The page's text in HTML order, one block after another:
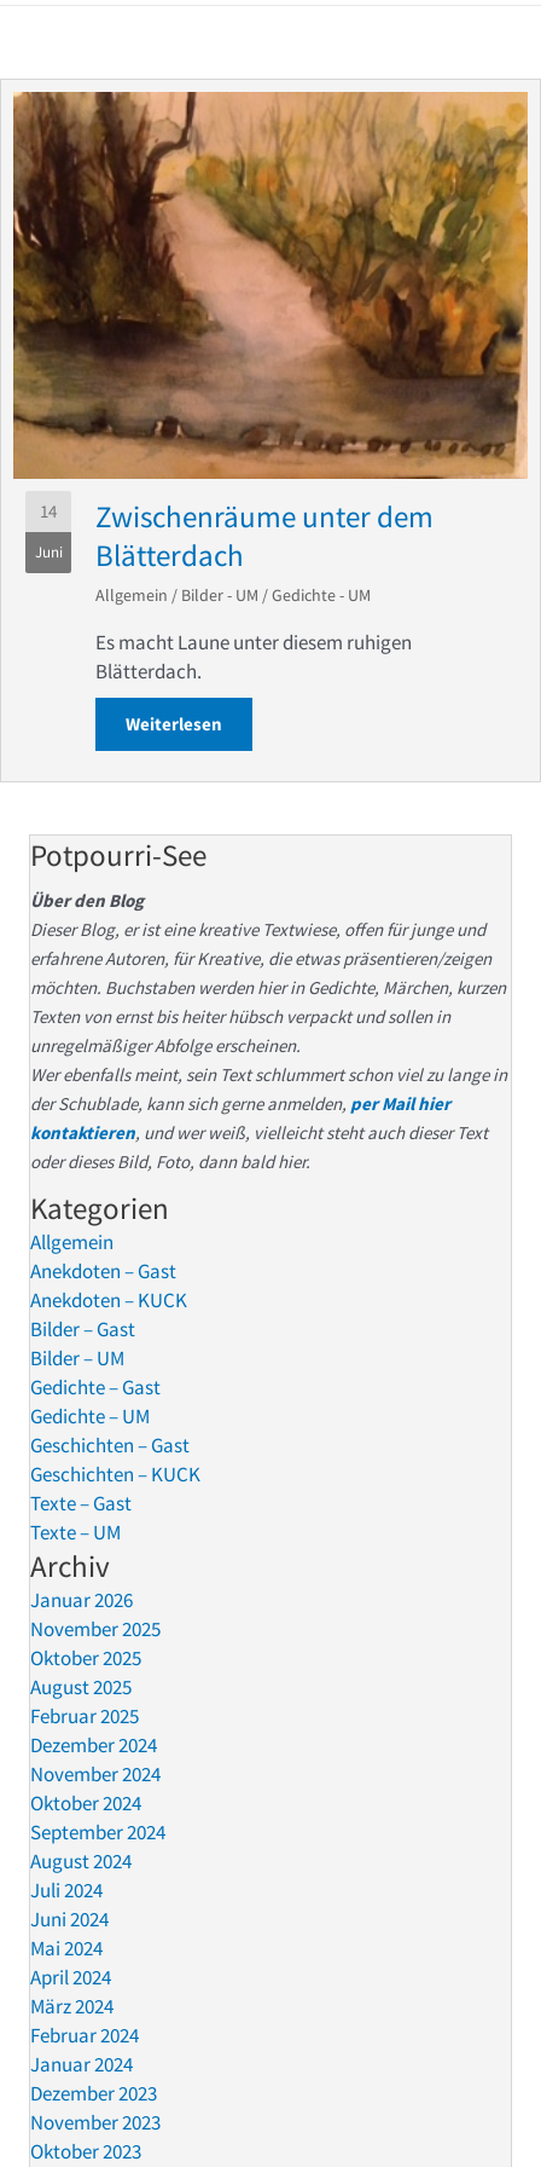
14
Juni
Zwischenräume unter dem
Blätterdach
Allgemein / Bilder - UM /Gedichte - UM
Es macht Laune unter diesem ruhigen
Blätterdach.
Weiterlesen
Potpourri-See
Über den Blog
Dieser Blog, er ist eine kreative Textwiese, offen für junge und
erfahrene Autoren, für Kreative, die etwas präsentieren/zeigen
möchten. Buchstaben werden hier in Gedichte, Märchen, kurzen
Texten von ernst bis heiter hübsch verpackt und sollen in
unregelmäßiger Abfolge erscheinen.
Wer ebenfalls meint, sein Text schlummert schon viel zu lange in
der Schublade, kann sich gerne anmelden, per Mail hier
kontaktieren, und wer weiß, vielleicht steht auch dieser Text
oder dieses Bild, Foto, dann bald hier.
Kategorien
Allgemein
Anekdoten – Gast
Anekdoten – KUCK
Bilder – Gast
Bilder – UM
Gedichte – Gast
Gedichte – UM
Geschichten – Gast
Geschichten – KUCK
Texte – Gast
Texte – UM
Archiv
Januar 2026
November 2025
Oktober 2025
August 2025
Februar 2025
Dezember 2024
November 2024
Oktober 2024
September 2024
August 2024
Juli 2024
Juni 2024
Mai 2024
April 2024
März 2024
Februar 2024
Januar 2024
Dezember 2023
November 2023
Oktober 2023